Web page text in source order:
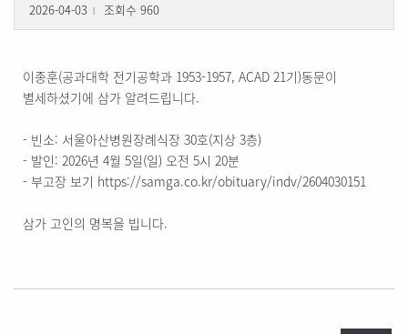
2026-04-03 l 조회수 960
이종훈(공과대학 전기공학과 1953-1957, ACAD 21기)동문이
별세하셨기에 삼가 알려드립니다.
- 빈소: 서울아산병원장례식장 30호(지상 3층)
- 발인: 2026년 4월 5일(일) 오전 5시 20분
- 부고장 보기 https://samga.co.kr/obituary/indv/2604030151
삼가 고인의 명복을 빕니다.